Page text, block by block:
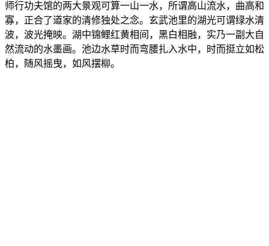
师行功夫馆的两大景观可算一山一水，所谓高山流水，曲高和
寡，正合了道家的清修独处之念。玄武池里的湖光可谓绿水清
波，波光掩映。湖中锦鲤红黄相间，黑白相融，实乃一副大自
然流动的水墨画。池边水草时而弯腰扎入水中，时而挺立如松
柏，随风摇曳，如风摆柳。